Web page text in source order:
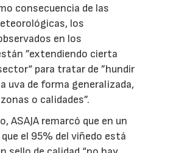
consecuencia de las
los
en los
”extendiendo cierta
para tratar de ”hundir
uva de forma generalizada,
o calidades”.
ASAJA remarcó que en un
el 95% del viñedo está